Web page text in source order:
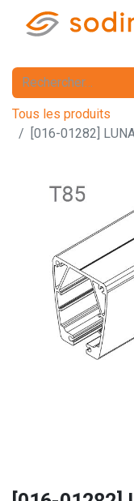
Tous les produits
[016-01282]